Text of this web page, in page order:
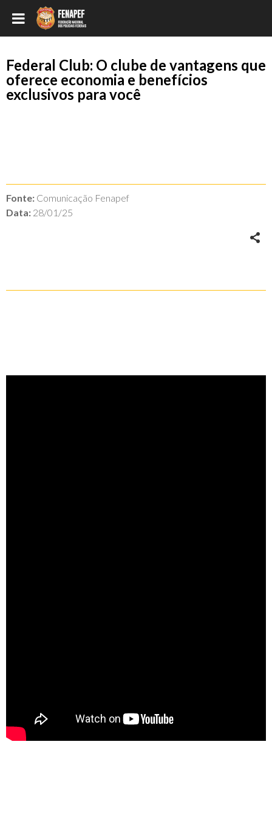
Federal Club: O clube de vantagens que
oferece economia e benefícios
exclusivos para você
Fonte: Comunicação Fenapef
Data: 28/01/25